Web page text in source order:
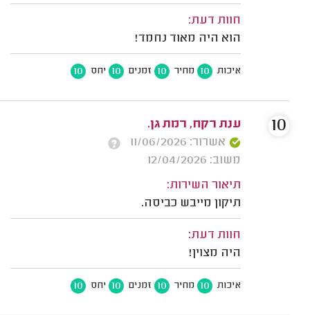
חוות דעת:
הוא היה מאוד נחמד!
איכות 10 מחיר 10 זמנים 10 יחס 10
ענת רקח, רמת גן.
אשרור: 11/06/2026
משוב: 12/04/2026
תיאור השירות:
תיקון מייבש כביסה.
חוות דעת:
היה מצוין!
איכות 10 מחיר 10 זמנים 10 יחס 10
10